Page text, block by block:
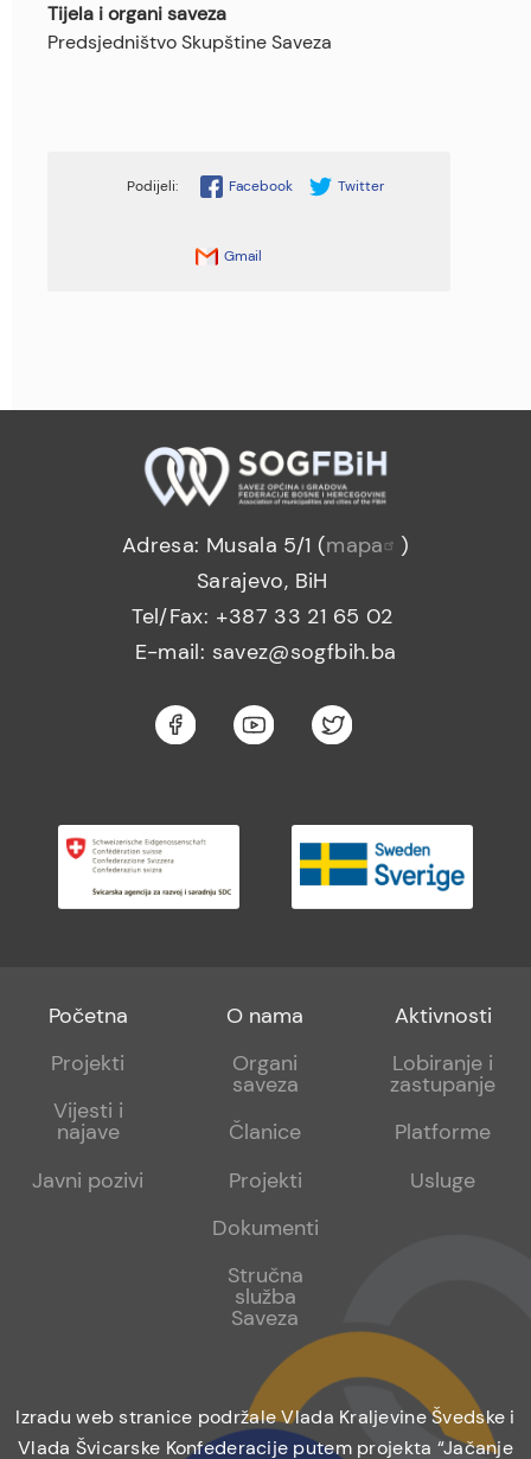
Tijela i organi saveza
Predsjedništvo Skupštine Saveza
Facebook Twitter
Gmail
Adresa: Musala 5/1 (mapa
)
Sarajevo, BiH
Tel/Fax: +387 33 21 65 02
E-mail: savez@sogfbih.ba
Footer
menu
Početna
Projekti
Vijesti i
najave
Javni pozivi
Footer
sub
O nama
Organi
saveza
Članice
Projekti
Dokumenti
Stručna
služba
Saveza
Footer
sub
Aktivnosti
Lobiranje i
zastupanje
Platforme
Usluge
Izradu web stranice podržale Vlada Kraljevine Švedske i
Vlada Švicarske Konfederacije putem projekta “Jačanje